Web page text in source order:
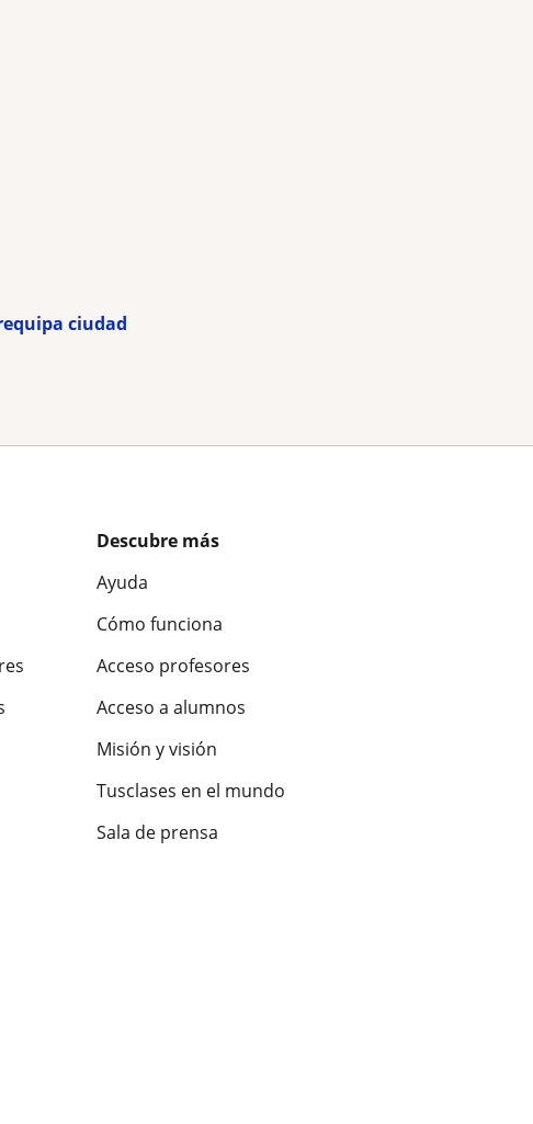
ciudad
Descubre más
Ayuda
Cómo funciona
Acceso profesores
Acceso a alumnos
Misión y visión
Tusclases en el mundo
Sala de prensa